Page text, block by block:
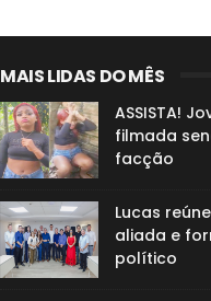
MAIS LIDAS DO MÊS
ASSISTA!
filmada
facção
Lucas
aliada e
político